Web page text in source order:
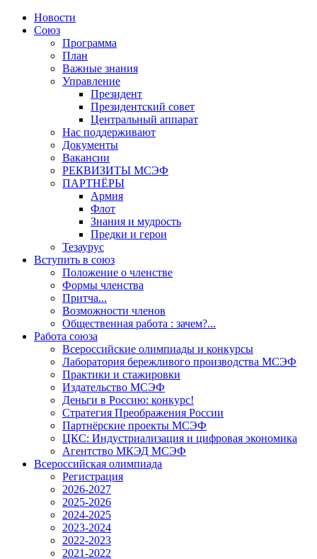
Новости
Союз
Программа
План
Важные знания
Управление
Президент
Президентский совет
Центральный аппарат
Нас поддерживают
Документы
Вакансии
РЕКВИЗИТЫ МСЭФ
ПАРТНЁРЫ
Армия
Флот
Знания и мудрость
Предки и герои
Тезаурус
Вступить в союз
Положение о членстве
Формы членства
Притча...
Возможности членов
Общественная работа : зачем?...
Работа союза
Всероссийские олимпиады и конкурсы
Лаборатория бережливого производства МСЭФ
Практики и стажировки
Издательство МСЭФ
Деньги в Россию: конкурс!
Стратегия Преображения России
Партнёрские проекты МСЭФ
ЦКС: Индустриализация и цифровая экономика
Агентство МКЭД МСЭФ
Всероссийская олимпиада
Регистрация
2026-2027
2025-2026
2024-2025
2023-2024
2022-2023
2021-2022